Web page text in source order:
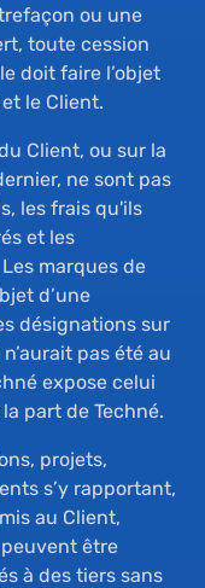
ou une
toute cession
doit faire l’objet
le Client.
Client, ou sur la
ne sont pas
les frais qu'ils
et les
marques de
d’une
désignations sur
pas été au
expose celui
part de Techné.
projets,
s’y rapportant,
au Client,
être
à des tiers sans